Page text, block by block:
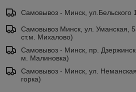
Самовывоз - Минск, ул.Бельского
Самовывоз Минск, ул. Уманская,
ст.м. Михалово)
Самовывоз - Минск, пр.
м. Малиновка)
Самовывоз - Минск, ул.
горка)